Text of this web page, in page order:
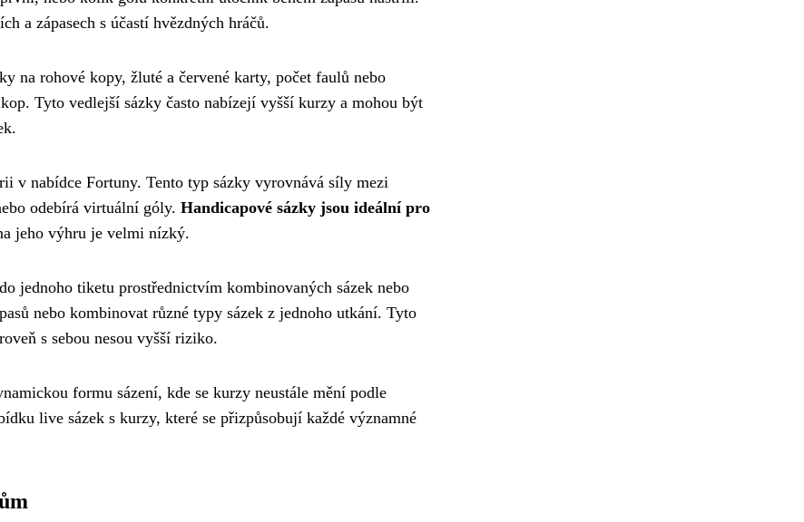
a zápasech s účastí hvězdných hráčů.
na rohové kopy, žluté a červené karty, počet faulů nebo
Tyto vedlejší sázky často nabízejí vyšší kurzy a mohou být
v nabídce Fortuny. Tento typ sázky vyrovnává síly mezi
odebírá virtuální góly. Handicapové sázky jsou ideální pro
jeho výhru je velmi nízký.
jednoho tiketu prostřednictvím kombinovaných sázek nebo
nebo kombinovat různé typy sázek z jednoho utkání. Tyto
s sebou nesou vyšší riziko.
formu sázení, kde se kurzy neustále mění podle
live sázek s kurzy, které se přizpůsobují každé významné